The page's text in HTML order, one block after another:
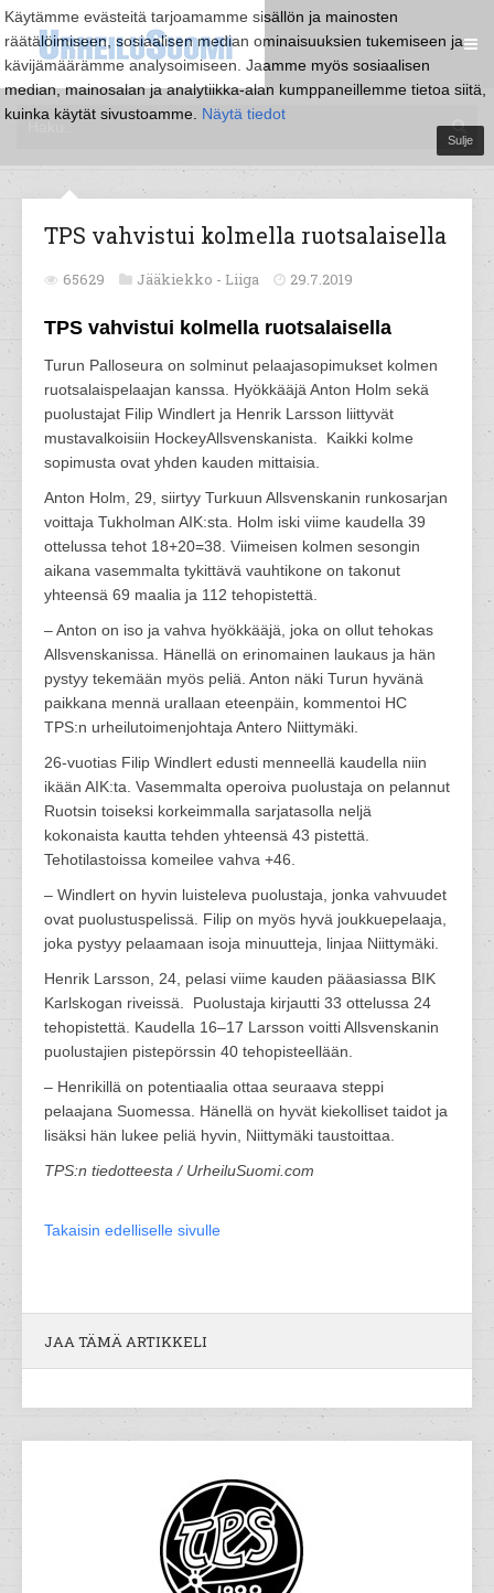
Käytämme evästeitä tarjoamamme sisällön ja mainosten
räätälöimiseen, sosiaalisen median ominaisuuksien tukemiseen ja
kävijämäärämme analysoimiseen. Jaamme myös sosiaalisen
median, mainosalan ja analytiikka-alan kumppaneillemme tietoa siitä,
kuinka käytät sivustoamme. Näytä tiedot
Sulje
TPS vahvistui kolmella ruotsalaisella
65629 Jääkiekko - Liiga 29.7.2019
TPS vahvistui kolmella ruotsalaisella
Turun Palloseura on solminut pelaajasopimukset kolmen
ruotsalaispelaajan kanssa. Hyökkääjä Anton Holm sekä
puolustajat Filip Windlert ja Henrik Larsson liittyvät
mustavalkoisiin HockeyAllsvenskanista. Kaikki kolme
sopimusta ovat yhden kauden mittaisia.
Anton Holm, 29, siirtyy Turkuun Allsvenskanin runkosarjan
voittaja Tukholman AIK:sta. Holm iski viime kaudella 39
ottelussa tehot 18+20=38. Viimeisen kolmen sesongin
aikana vasemmalta tykittävä vauhtikone on takonut
yhteensä 69 maalia ja 112 tehopistettä.
– Anton on iso ja vahva hyökkääjä, joka on ollut tehokas
Allsvenskanissa. Hänellä on erinomainen laukaus ja hän
pystyy tekemään myös peliä. Anton näki Turun hyvänä
paikkana mennä urallaan eteenpäin, kommentoi HC
TPS:n urheilutoimenjohtaja Antero Niittymäki.
26-vuotias Filip Windlert edusti menneellä kaudella niin
ikään AIK:ta. Vasemmalta operoiva puolustaja on pelannut
Ruotsin toiseksi korkeimmalla sarjatasolla neljä
kokonaista kautta tehden yhteensä 43 pistettä.
Tehotilastoissa komeilee vahva +46.
– Windlert on hyvin luisteleva puolustaja, jonka vahvuudet
ovat puolustuspelissä. Filip on myös hyvä joukkuepelaaja,
joka pystyy pelaamaan isoja minuutteja, linjaa Niittymäki.
Henrik Larsson, 24, pelasi viime kauden pääasiassa BIK
Karlskogan riveissä. Puolustaja kirjautti 33 ottelussa 24
tehopistettä. Kaudella 16–17 Larsson voitti Allsvenskanin
puolustajien pistepörssin 40 tehopisteellään.
– Henrikillä on potentiaalia ottaa seuraava steppi
pelaajana Suomessa. Hänellä on hyvät kiekolliset taidot ja
lisäksi hän lukee peliä hyvin, Niittymäki taustoittaa.
TPS:n tiedotteesta / UrheiluSuomi.com
Takaisin edelliselle sivulle
JAA TÄMÄ ARTIKKELI